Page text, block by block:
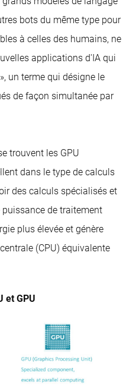
bots du même type pour
à celles des humains, ne
applications d'IA qui
un terme qui désigne le
de façon simultanée par
trouvent les GPU
dans le type de calculs
des calculs spécialisés et
de traitement
plus élevée et génère
(CPU) équivalente
et GPU